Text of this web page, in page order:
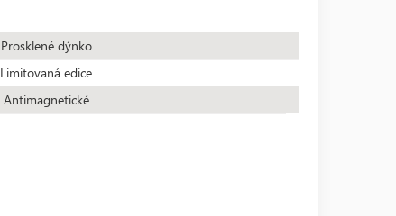
Prosklené dýnko
Limitovaná edice
Antimagnetické